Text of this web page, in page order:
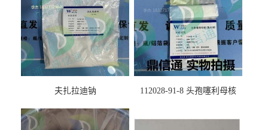
夫扎拉迪钠
112028-91-8 头孢噻利母核